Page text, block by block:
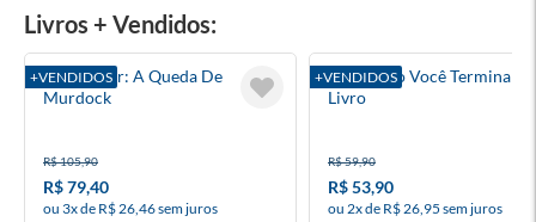
Livros + Vendidos:
+VENDIDOS
Demolidor: A Queda De
Murdock
R$ 105,90
R$ 79,40
ou 3x de R$ 26,46 sem juros
+VENDIDOS
Eu Duvido Você Terminar
Livro
R$ 59,90
R$ 53,90
ou 2x de R$ 26,95 sem juros